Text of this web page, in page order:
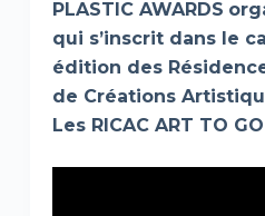
PLASTIC AWARDS
qui s’inscrit dans le
édition des
de Créations
Les RICAC ART TO